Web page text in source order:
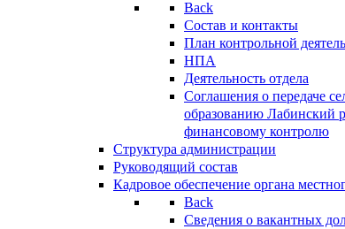
Back
Состав и контакты
План контрольной
НПА
Деятельность отдела
Соглашения о передаче
образованию Лабинский
финансовому контролю
Структура администрации
Руководящий состав
Кадровое обеспечение органа
Back
Сведения о вакантных